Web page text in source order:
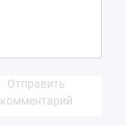
Отправить
комментарий